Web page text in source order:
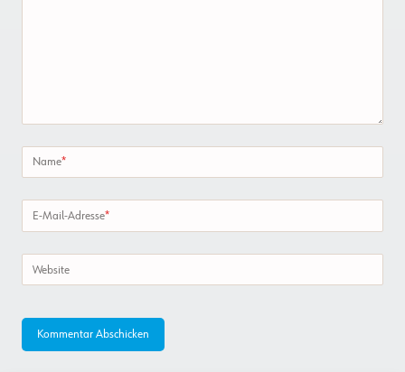
Name*
E-Mail-Adresse*
Website